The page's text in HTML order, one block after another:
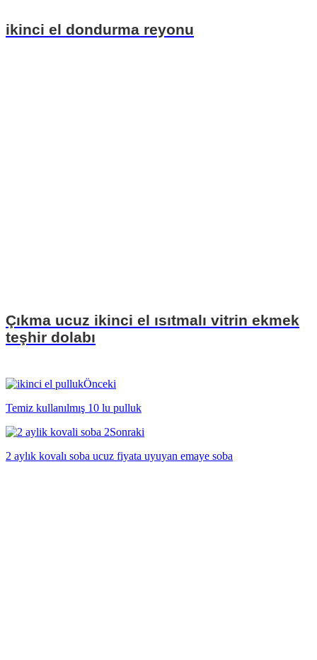
ikinci el dondurma reyonu
Çıkma ucuz ikinci el ısıtmalı vitrin ekmek
teşhir dolabı
Önceki
Temiz kullanılmış 10 lu pulluk
Sonraki
2 aylık kovalı soba ucuz fiyata uyuyan emaye soba